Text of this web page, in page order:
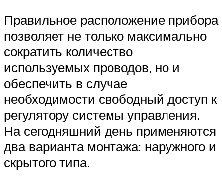
Правильное расположение прибора
позволяет не только максимально
сократить количество
используемых проводов, но и
обеспечить в случае
необходимости свободный доступ к
регулятору системы управления.
На сегодняшний день применяются
два варианта монтажа: наружного и
скрытого типа.